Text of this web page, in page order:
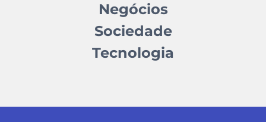
Negócios
Sociedade
Tecnologia